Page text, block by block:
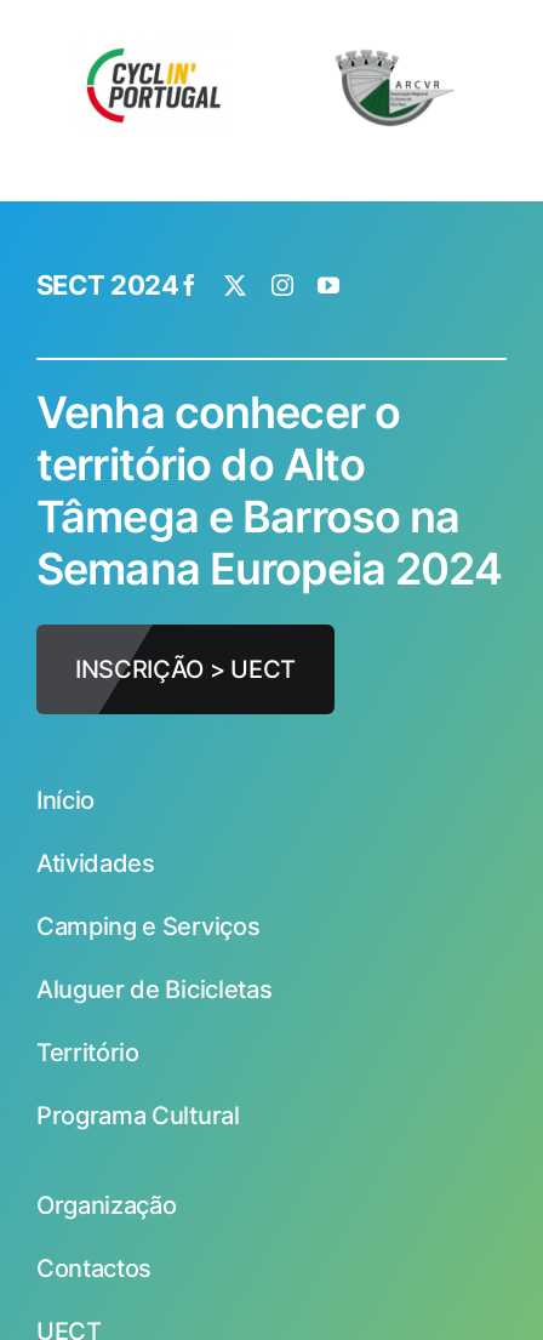
SECT 2024
Venha conhecer o
território do Alto
Tâmega e Barroso na
Semana Europeia 2024
INSCRIÇÃO > UECT
Início
Atividades
Camping e Serviços
Aluguer de Bicicletas
Território
Programa Cultural
Organização
Contactos
UECT